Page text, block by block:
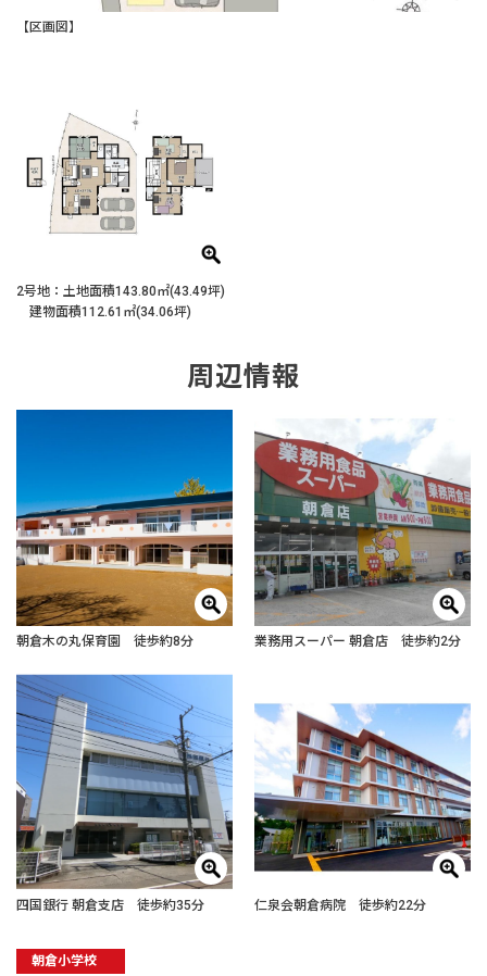
【区画図】
2号地：土地面積143.80㎡(43.49坪)
建物面積112.61㎡(34.06坪)
周辺情報
朝倉木の丸保育園 徒歩約8分 業務用スーパー 朝倉店 徒歩約2分
四国銀行 朝倉支店 徒歩約35分 仁泉会朝倉病院 徒歩約22分
朝倉小学校